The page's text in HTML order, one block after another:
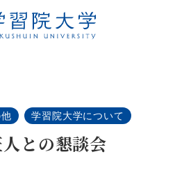
学習院大学について
との懇談会